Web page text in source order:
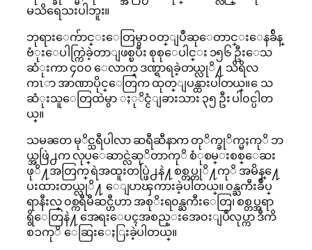
မသိရေသးပါဘူး။
ဘုရားေက်ာင္းေတြမွာ ၀တ္ျပဳဆုေတာင္းေနခ်ိန္
ဗံုးေပါက္ကြဲခဲ့တာျဖစ္ၿပီး စုစုေပါင္း ၁၅၆ ဦးေသ
ဆံုးကာ ၄၀၀ ေလာက္ ဒဏ္ရာရခဲ့တယ္လုိ႔ သိရိလ
ကၤာ အာဏာပိုင္ေတြက ထုတ္ျပန္ထားပါတယ္။ ေသ
ဆံုးသူေတြထဲမွာ ႏုိင္ငံျခားသား ၃၅ ဦး ပါ၀င္ပါတ
ယ္။
သမၼတ မုိင္သရီပါလာ ဆရီဆီနာက တုိက္ခုိက္မႈကုိ ဘ
ယ္အဖြဲ႕က လုပ္ေဆာင္လဲဆုိတာကုိ စံုစမ္းစစ္ေဆး
ဖုိ႔အတြက္ ရဲအထူးတပ္ဖြဲ႕နဲ႔ စစ္တပ္တုိ႔ကုိ အမိန္႔ေ
ပးထားတယ္လုိ႔ ေျပာၾကားခဲ့ပါတယ္။ ၀န္ႀကီးခ်ဳပ္
ရာနီးလ္ ၀စ္ကရီမီဆင္ဟီဟာ အစုိးရ၀န္ႀကီးေတြ၊ စစ္တပ္အရာ
ရွိေတြနဲ႔ အေရးေပၚအစည္းအေ၀းျပဳလုပ္ကာ ဒီကိ
စၥကုိ ေဆြးေႏြးခဲ့ပါတယ္။